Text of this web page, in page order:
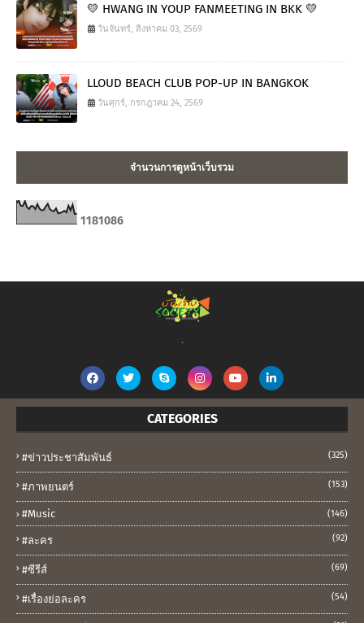
💛 HWANG IN YOUP FANMEETING IN BKK 💛
วันจันทร์, สิงหาคม 03, 2569
LLOUD BEACH CLUB POP-UP IN BANGKOK
วันศุกร์, กรกฎาคม 24, 2569
จำนวนการดูหน้าเว็บรวม
1181086
.
CATEGORIES
#ข่าวประชาสัมพันธ์ (325)
#ภาพยนตร์ (153)
#music (146)
#ละคร (92)
#ซีรีส์ (69)
#เรื่องย่อละคร (54)